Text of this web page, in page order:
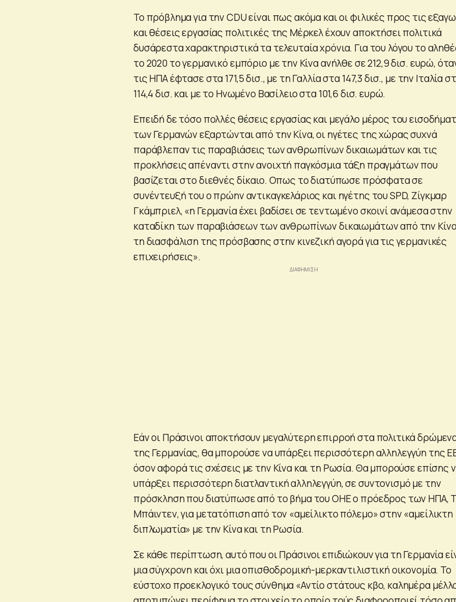
Το πρόβλημα για την CDU είναι πως ακόμα και οι φιλικές προς τις
και θέσεις εργασίας πολιτικές της Μέρκελ έχουν αποκτήσει πολιτικά
δυσάρεστα χαρακτηριστικά τα τελευταία χρόνια. Για του λόγου το
το 2020 το γερμανικό εμπόριο με την Κίνα ανήλθε σε 212,9 δισ. ευρώ,
τις ΗΠΑ έφτασε στα 171,5 δισ., με τη Γαλλία στα 147,3 δισ., με την Ιταλία
114,4 δισ. και με το Ηνωμένο Βασίλειο στα 101,6 δισ. ευρώ.
Επειδή δε τόσο πολλές θέσεις εργασίας και μεγάλο μέρος του
των Γερμανών εξαρτώνται από την Κίνα, οι ηγέτες της χώρας συχνά
παράβλεπαν τις παραβιάσεις των ανθρωπίνων δικαιωμάτων και τις
προκλήσεις απέναντι στην ανοιχτή παγκόσμια τάξη πραγμάτων που
βασίζεται στο διεθνές δίκαιο. Οπως το διατύπωσε πρόσφατα σε
συνέντευξή του ο πρώην αντικαγκελάριος και ηγέτης του SPD, Ζίγκμαρ
Γκάμπριελ, «η Γερμανία έχει βαδίσει σε τεντωμένο σκοινί ανάμεσα στην
καταδίκη των παραβιάσεων των ανθρωπίνων δικαιωμάτων από την
τη διασφάλιση της πρόσβασης στην κινεζική αγορά για τις γερμανικές
επιχειρήσεις».
Εάν οι Πράσινοι αποκτήσουν μεγαλύτερη επιρροή στα πολιτικά
της Γερμανίας, θα μπορούσε να υπάρξει περισσότερη αλληλεγγύη της
όσον αφορά τις σχέσεις με την Κίνα και τη Ρωσία. Θα μπορούσε επίσης
υπάρξει περισσότερη διατλαντική αλληλεγγύη, σε συντονισμό με την
πρόσκληση που διατύπωσε από το βήμα του ΟΗΕ ο πρόεδρος των ΗΠΑ,
Μπάιντεν, για μετατόπιση από τον «αμείλικτο πόλεμο» στην «αμείλικτη
διπλωματία» με την Κίνα και τη Ρωσία.
Σε κάθε περίπτωση, αυτό που οι Πράσινοι επιδιώκουν για τη Γερμανία
μια σύγχρονη και όχι μια οπισθοδρομική-μερκαντιλιστική οικονομία. Το
εύστοχο προεκλογικό τους σύνθημα «Αντίο στάτους κβο, καλημέρα